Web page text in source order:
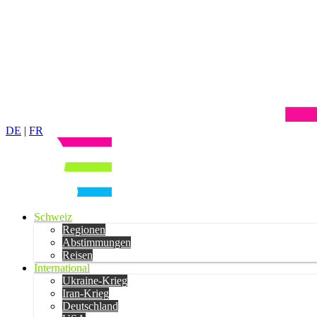
DE | FR
Schweiz
Regionen
Abstimmungen
Reisen
International
Ukraine-Krieg
Iran-Krieg
Deutschland